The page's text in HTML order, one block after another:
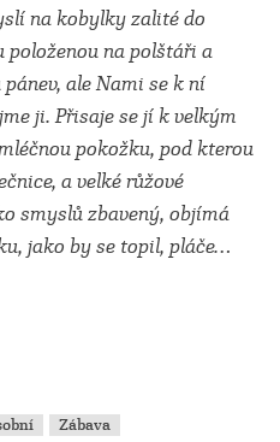
na kobylky zalité do
položenou na polštáři a
ale Nami se k ní
ji. Přisaje se jí k velkým
pokožku, pod kterou
a velké růžové
smyslů zbavený, objímá
jako by se topil, pláče…
Zábava